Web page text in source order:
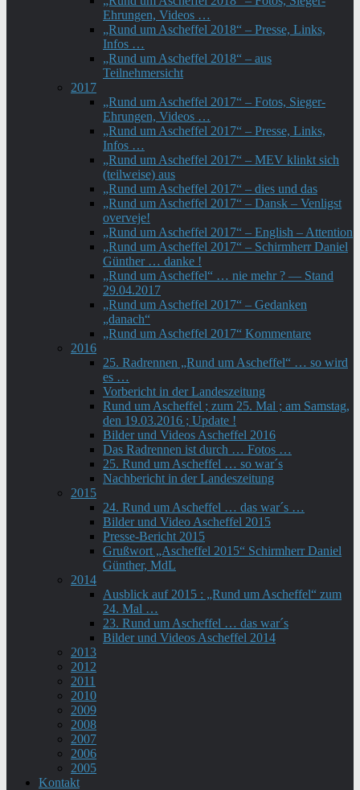
Ehrungen, Videos …
„Rund um Ascheffel 2018“ – Presse, Links,
Infos …
„Rund um Ascheffel 2018“ – aus
Teilnehmersicht
2017
„Rund um Ascheffel 2017“ – Fotos, Sieger-
Ehrungen, Videos …
„Rund um Ascheffel 2017“ – Presse, Links,
Infos …
„Rund um Ascheffel 2017“ – MEV klinkt sich
(teilweise) aus
„Rund um Ascheffel 2017“ – dies und das
„Rund um Ascheffel 2017“ – Dansk – Venligst
overveje!
„Rund um Ascheffel 2017“ – English – Attention
„Rund um Ascheffel 2017“ – Schirmherr Daniel
Günther … danke !
„Rund um Ascheffel“ … nie mehr ? — Stand
29.04.2017
„Rund um Ascheffel 2017“ – Gedanken
„danach“
„Rund um Ascheffel 2017“ Kommentare
2016
25. Radrennen „Rund um Ascheffel“ … so wird
es …
Vorbericht in der Landeszeitung
Rund um Ascheffel ; zum 25. Mal ; am Samstag,
den 19.03.2016 ; Update !
Bilder und Videos Ascheffel 2016
Das Radrennen ist durch … Fotos …
25. Rund um Ascheffel … so war´s
Nachbericht in der Landeszeitung
2015
24. Rund um Ascheffel … das war´s …
Bilder und Video Ascheffel 2015
Presse-Bericht 2015
Grußwort „Ascheffel 2015“ Schirmherr Daniel
Günther, MdL
2014
Ausblick auf 2015 : „Rund um Ascheffel“ zum
24. Mal …
23. Rund um Ascheffel … das war´s
Bilder und Videos Ascheffel 2014
2013
2012
2011
2010
2009
2008
2007
2006
2005
Kontakt